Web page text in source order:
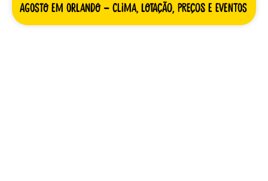
Agosto em Orlando – clima, lotação, preços e eventos